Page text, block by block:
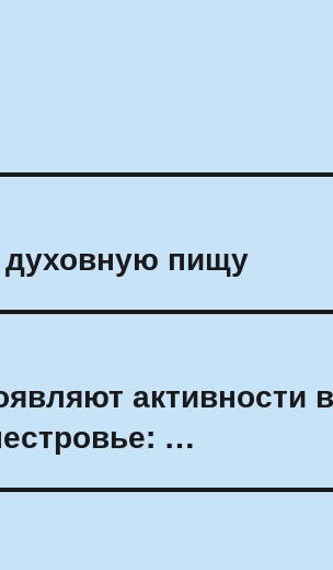
духовную пищу
активности
…